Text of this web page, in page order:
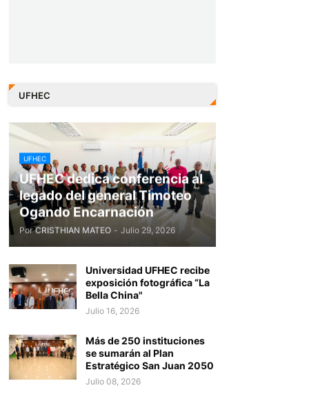
UFHEC
UFHEC
UFHEC dedica conferencia al
legado del general Timoteo
Ogando Encarnación
Por CRISTHIAN MATEO - Julio 29, 2026
Universidad UFHEC recibe
exposición fotográfica “La
Bella China"
Julio 16, 2026
Más de 250 instituciones
se sumarán al Plan
Estratégico San Juan 2050
Julio 08, 2026